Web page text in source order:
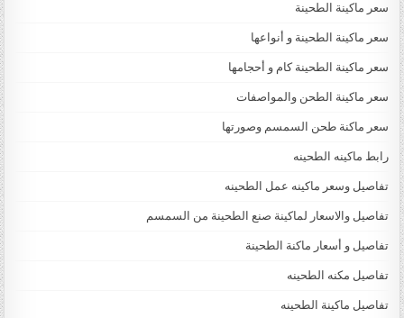
سعر ماكينة الطحينة
سعر ماكينة الطحينة و أنواعها
سعر ماكينة الطحينة كام و أحجامها
سعر ماكينة الطحن والمواصفات
سعر ماكنة طحن السمسم وصورتها
رابط ماكينه الطحينه
تفاصيل وسعر ماكينه عمل الطحينه
تفاصيل والاسعار لماكينة صنع الطحينة من السمسم
تفاصيل و أسعار ماكنة الطحينة
تفاصيل مكنه الطحينه
تفاصيل ماكينة الطحينه